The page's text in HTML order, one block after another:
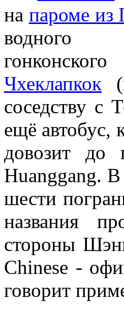
на пароме из
Чхеклапкок
соседству с
ещё автобус,
довозит до
Huanggang.
шести
названия
стороны
Chinese -
говорит